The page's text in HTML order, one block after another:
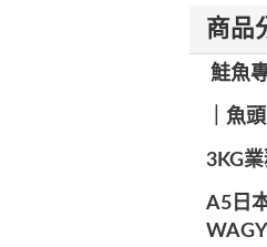
商品
鮭魚
｜魚
️3KG
A5日